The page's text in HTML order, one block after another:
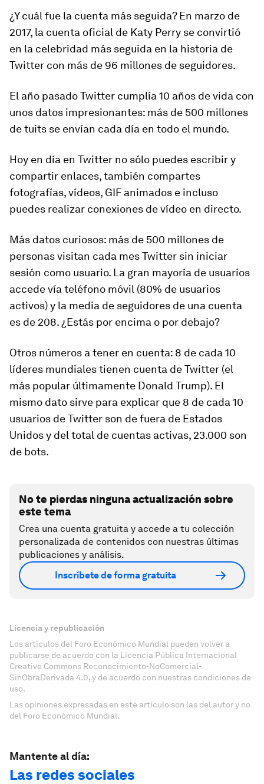
¿Y cuál fue la cuenta más seguida? En marzo de
2017, la cuenta oficial de Katy Perry se convirtió
en la celebridad más seguida en la historia de
Twitter con más de 96 millones de seguidores.
El año pasado Twitter cumplía 10 años de vida con
unos datos impresionantes: más de 500 millones
de tuits se envían cada día en todo el mundo.
Hoy en día en Twitter no sólo puedes escribir y
compartir enlaces, también compartes
fotografías, vídeos, GIF animados e incluso
puedes realizar conexiones de vídeo en directo.
Más datos curiosos: más de 500 millones de
personas visitan cada mes Twitter sin iniciar
sesión como usuario. La gran mayoría de usuarios
accede vía teléfono móvil (80% de usuarios
activos) y la media de seguidores de una cuenta
es de 208. ¿Estás por encima o por debajo?
Otros números a tener en cuenta: 8 de cada 10
líderes mundiales tienen cuenta de Twitter (el
más popular últimamente Donald Trump). El
mismo dato sirve para explicar que 8 de cada 10
usuarios de Twitter son de fuera de Estados
Unidos y del total de cuentas activas, 23.000 son
de bots.
No te pierdas ninguna actualización sobre
este tema
Crea una cuenta gratuita y accede a tu colección
personalizada de contenidos con nuestras últimas
publicaciones y análisis.
Inscríbete de forma gratuita
Licencia y republicación
Los artículos del Foro Económico Mundial pueden volver a
publicarse de acuerdo con la Licencia Pública Internacional
Creative Commons Reconocimiento-NoComercial-
SinObraDerivada 4.0, y de acuerdo con nuestras condiciones de
uso.
Las opiniones expresadas en este artículo son las del autor y no
del Foro Económico Mundial.
Mantente al día:
Las redes sociales